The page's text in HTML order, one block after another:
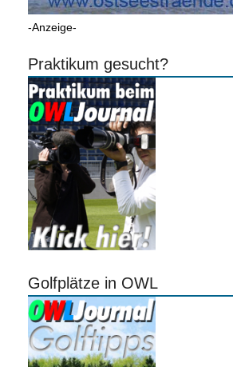
-Anzeige-
Praktikum gesucht?
Golfplätze in OWL